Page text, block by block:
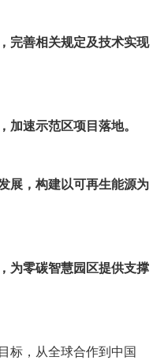
完善相关规定及技术实现
加速示范区项目落地。
展，构建以可再生能源为
为零碳智慧园区提供支撑
标，从全球合作到中国